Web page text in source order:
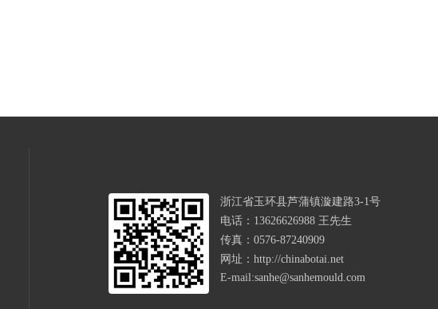
浙江省玉环县芦蒲镇漩建路3-1号
电话：13626626988 王先生
传真：0576-87240909
网址：http://chinabotai.net
E-mail:sanhe@sanhemould.com